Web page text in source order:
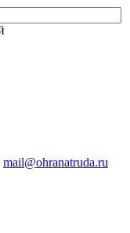
mail@ohranatruda.ru